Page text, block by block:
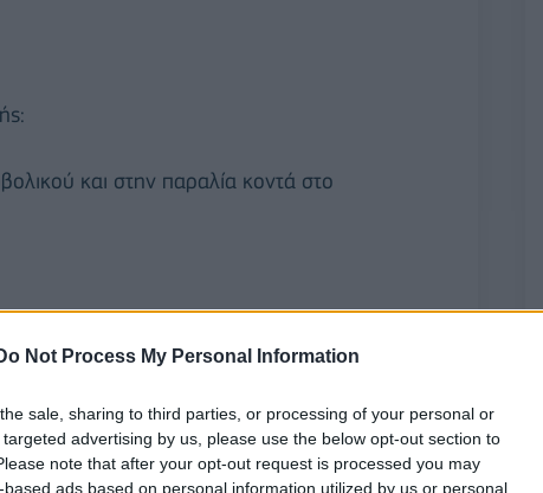
Not Process My Personal Information
sale, sharing to third parties, or processing of your personal or
advertising by us, please use the below opt-out section to
note that after your opt-out request is processed you may
ads based on personal information utilized by us or personal
και στην παραλία κοντά στο